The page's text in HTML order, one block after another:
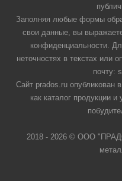
Заполняя любые формы
свои данные, вы
конфиденциальности.
неточностях в текстах или
почту:
Сайт prados.ru опубликован
как каталог продукции
2018 - 2026 © ООО